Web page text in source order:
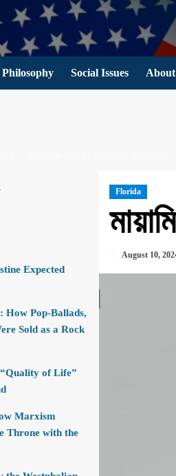
Philosophy Social Issues
Florida
August 10,
Expected
How Pop-Ballads,
Sold as a Rock
of Life”
Marxism
Throne with the